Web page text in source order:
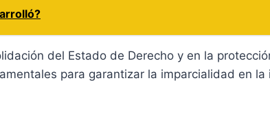
del Estado de Derecho y en la
para garantizar la imparcialidad en